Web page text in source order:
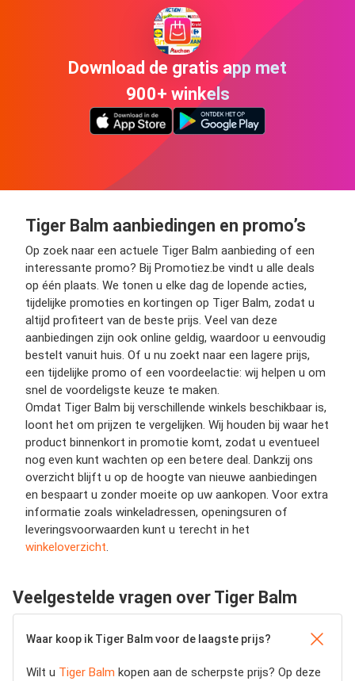
Download de gratis app met
900+ winkels
Tiger Balm aanbiedingen en promo’s
Op zoek naar een actuele Tiger Balm aanbieding of een
interessante promo? Bij Promotiez.be vindt u alle deals
op één plaats. We tonen u elke dag de lopende acties,
tijdelijke promoties en kortingen op Tiger Balm, zodat u
altijd profiteert van de beste prijs. Veel van deze
aanbiedingen zijn ook online geldig, waardoor u eenvoudig
bestelt vanuit huis. Of u nu zoekt naar een lagere prijs,
een tijdelijke promo of een voordeelactie: wij helpen u om
snel de voordeligste keuze te maken.
Omdat Tiger Balm bij verschillende winkels beschikbaar is,
loont het om prijzen te vergelijken. Wij houden bij waar het
product binnenkort in promotie komt, zodat u eventueel
nog even kunt wachten op een betere deal. Dankzij ons
overzicht blijft u op de hoogte van nieuwe aanbiedingen
en bespaart u zonder moeite op uw aankopen. Voor extra
informatie zoals winkeladressen, openingsuren of
leveringsvoorwaarden kunt u terecht in het
winkeloverzicht
Veelgestelde vragen over Tiger Balm
Waar koop ik Tiger Balm voor de laagste prijs?
Wilt u Tiger Balm kopen aan de scherpste prijs? Op deze